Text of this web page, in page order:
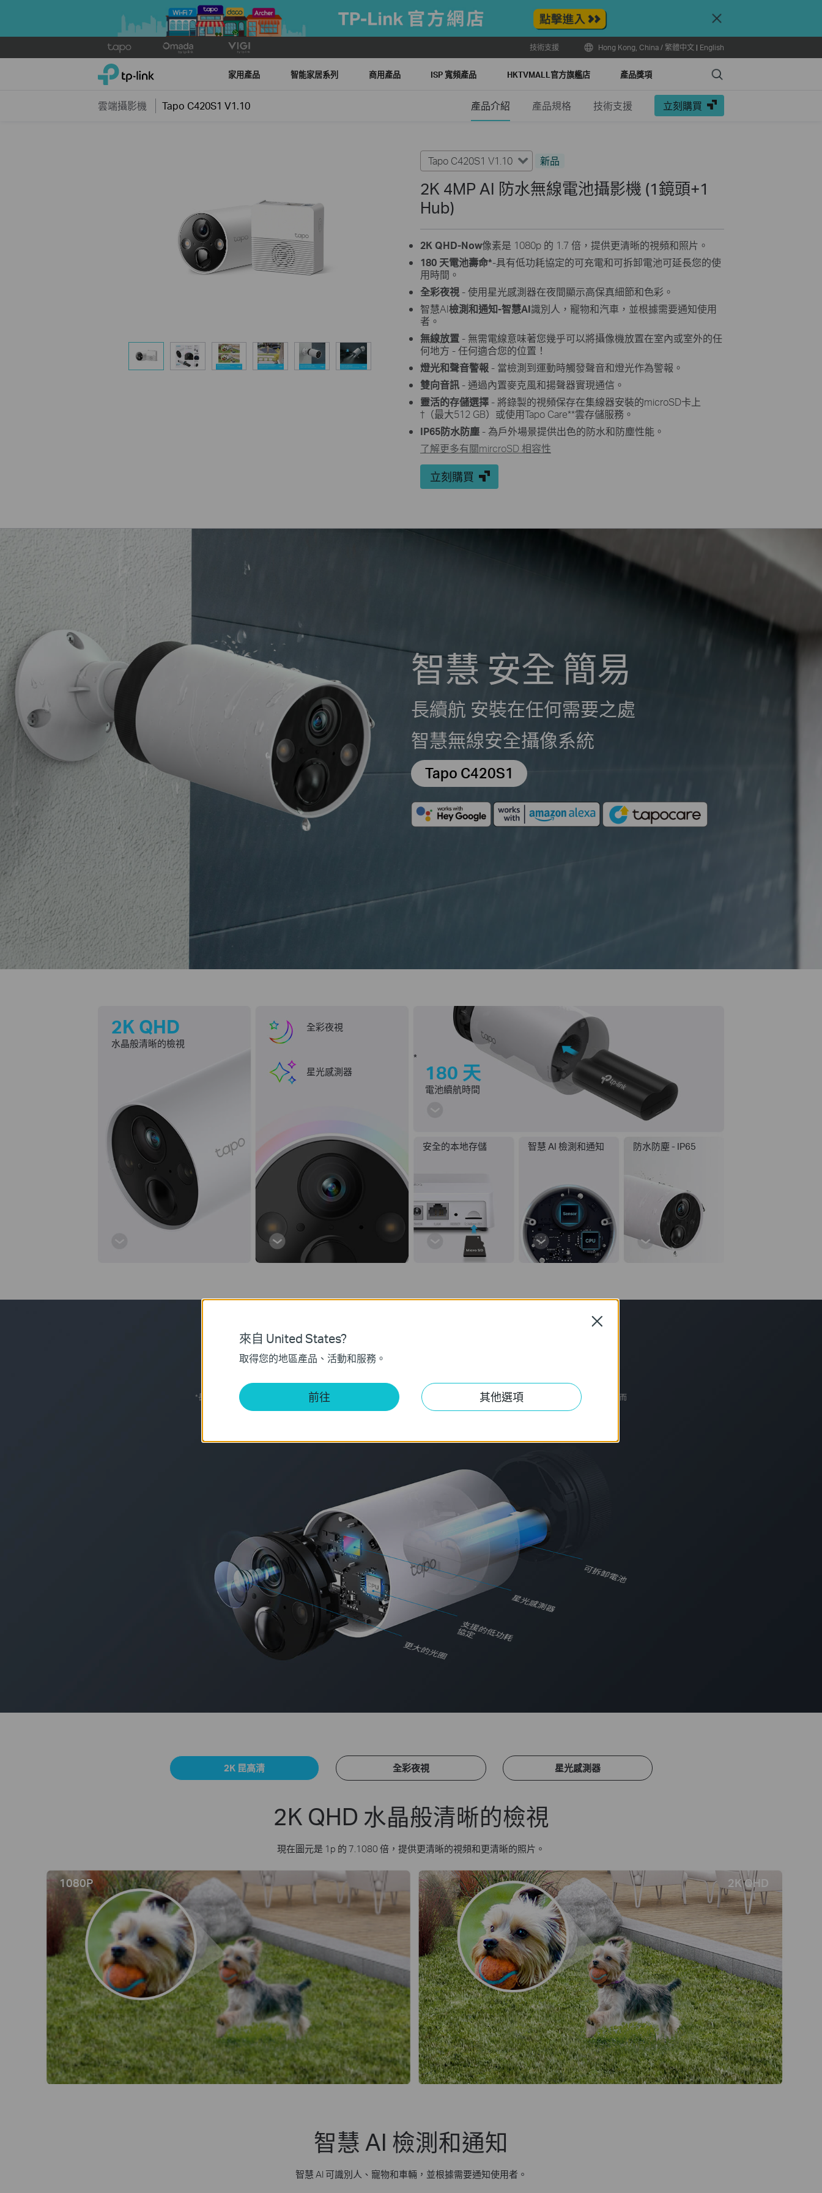
Close
to
技術支援 Hong Kong, China / 繁體中文 | English
TP-Link, Reliably Smart 家用產品 智能家居系列 商用產品 ISP 寬頻產品 HKTVMALL官方旗艦店 產品獎項 Search
雲端攝影機 Tapo C420S1 V1.10 產品介紹 產品規格 技術支援 立刻購買
Tapo C420S1 V1.10 新品
2K 4MP AI 防水無線電池攝影機 (1鏡頭+1
Hub)
2K QHD-Now像素是 1080p 的 1.7 倍，提供更清晰的視頻和照片。
180 天電池壽命*-具有低功耗協定的可充電和可拆卸電池可延長您的使
用時間。
全彩夜視 - 使用星光感測器在夜間顯示高保真細節和色彩。
智慧AI檢測和通知-智慧AI識別人，寵物和汽車，並根據需要通知使用
者。
無線放置 - 無需電線意味著您幾乎可以將攝像機放置在室內或室外的任
何地方 - 任何適合您的位置！
燈光和聲音警報 - 當檢測到運動時觸發聲音和燈光作為警報。
雙向音訊 - 通過內置麥克風和揚聲器實現通信。
靈活的存儲選擇 - 將錄製的視頻保存在集線器安裝的microSD卡上
† （最大512 GB）或使用Tapo Care**雲存儲服務。
IP65防水防塵 -為戶外場景提供出色的防水和防塵性能。
了解更多有關mircroSD 相容性
立刻購買
智慧 安全 簡易
長續航 安裝在任何需要之處
智慧無線安全攝像系統
Tapo C420S1
2K QHD
水晶般清晰的檢視
全彩夜視
星光感測器 180 天
電池續航時間
*
安全的本地存儲 智慧 AI 檢測和通知 防水防塵 - IP65
180 天超長電池續航時間
*長達 180 天的電池壽命基於 TP-Link 的實驗室測試，每天觸發 10-20 個事件。實際電池壽命可能因設備設置、使用方式和環境因素而
更大的光圈
支援的低功耗
協定
星光感測器
可拆卸電池
2K 昆高清 全彩夜視 星光感測器
2K QHD 水晶般清晰的檢視
現在圖元是 1p 的 7.1080 倍，提供更清晰的視頻和更清晰的照片。
1080P 2K QHD
智慧 AI 檢測和通知
智慧 AI 可識別人、寵物和車輛，並根據需要通知使用者。
來自 United States?
取得您的地區產品、活動和服務。
前往 其他選項
Close